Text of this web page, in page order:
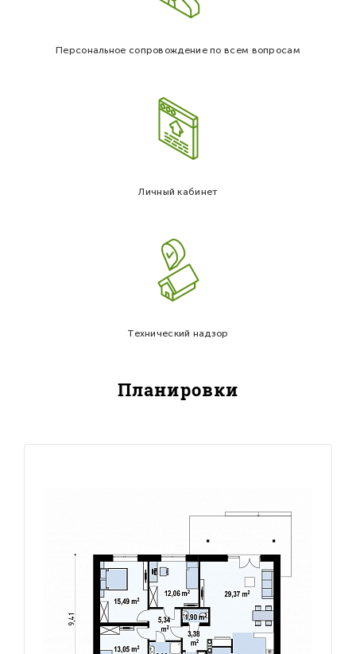
Персональное сопровождение по всем вопросам
Личный кабинет
Технический надзор
Планировки